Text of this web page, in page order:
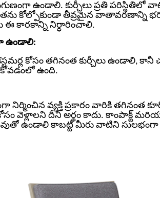
ఉండాలి. కుర్చీలు ప్రతి
కోల్పోకుండా తీవ్రమైన వాతావరణాన్ని
ఈ కారకాన్ని నిర్ధారించాలి.
ఉండాలి:
కోసం తగినంత కుర్చీలు ఉండాలి, కానీ
ఉంది.
వ్యక్తి ప్రకారం వారికి తగినంత
వెళ్లాలని దీని అర్థం కాదు. కాంపాక్ట్
ఉండాలి కాబట్టి మీరు వాటిని సులభంగా